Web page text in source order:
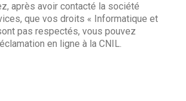
après avoir contacté la société
que vos droits « Informatique et
pas respectés, vous pouvez
en ligne à la CNIL.